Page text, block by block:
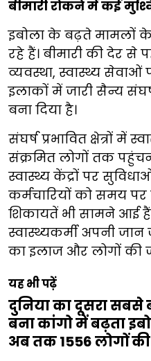
बीमारी रोकने में कई
इबोला के बढ़ते मामलों
रहे हैं। बीमारी की देर से
व्यवस्था, स्वास्थ्य
इलाकों में जारी सैन्य
बना दिया है।
संघर्ष प्रभावित क्षेत्रों में
संक्रमित लोगों तक
स्वास्थ्य केंद्रों पर
कर्मचारियों को समय
शिकायतें भी सामने आई
स्वास्थ्यकर्मी अपनी
का इलाज और लोगों की
यह भी पढ़ें
दुनिया का दूसरा सबसे
बना कांगो में बढ़ता
अब तक 1556 लोगों